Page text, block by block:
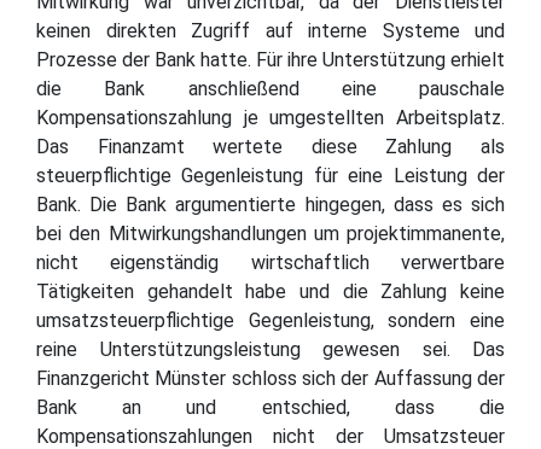
keinen direkten Zugriff auf interne Systeme und
Prozesse der Bank hatte. Für ihre Unterstützung erhielt
die Bank anschließend eine pauschale
Kompensationszahlung je umgestellten Arbeitsplatz.
Das Finanzamt wertete diese Zahlung als
steuerpflichtige Gegenleistung für eine Leistung der
Bank. Die Bank argumentierte hingegen, dass es sich
bei den Mitwirkungshandlungen um projektimmanente,
nicht eigenständig wirtschaftlich verwertbare
Tätigkeiten gehandelt habe und die Zahlung keine
umsatzsteuerpflichtige Gegenleistung, sondern eine
reine Unterstützungsleistung gewesen sei. Das
Finanzgericht Münster schloss sich der Auffassung der
Bank an und entschied, dass die
Kompensationszahlungen nicht der Umsatzsteuer